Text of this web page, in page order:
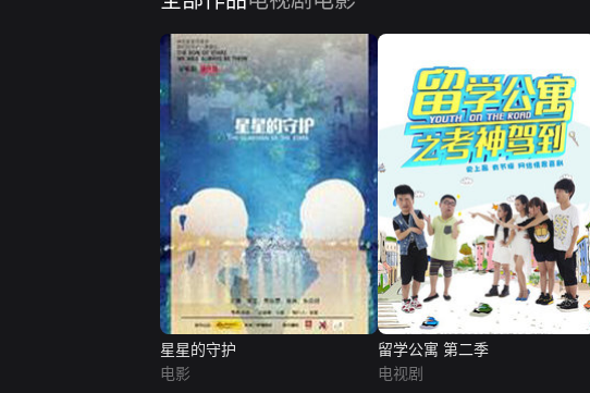
星星的守护
电影
留学公寓 第二季
电视剧